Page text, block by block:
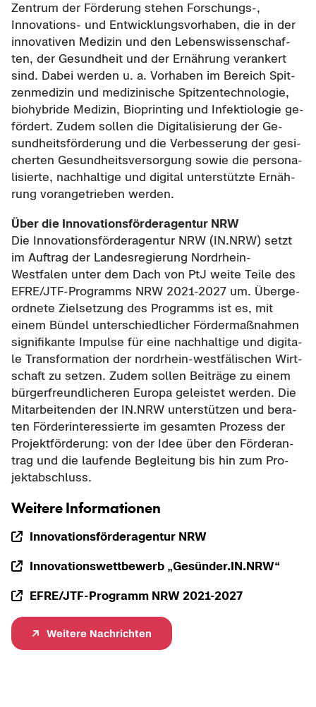
Zen­trum der För­de­rung ste­hen Forschungs-​,
Innovations-​ und Ent­wick­lungs­vor­ha­ben, die in der
in­no­va­ti­ven Me­di­zin und den Le­bens­wis­sen­schaf­
ten, der Ge­sund­heit und der Er­näh­rung ver­an­kert
sind. Dabei wer­den u. a. Vor­ha­ben im Be­reich Spit­
zen­me­di­zin und me­di­zi­ni­sche Spit­zen­tech­no­lo­gie,
bio­hy­bri­de Me­di­zin, Bio­prin­ting und In­fek­tio­lo­gie ge­
för­dert. Zudem sol­len die Di­gi­ta­li­sie­rung der Ge­
sund­heits­för­de­rung und die Ver­bes­se­rung der ge­si­
cher­ten Ge­sund­heits­ver­sor­gung sowie die per­so­na­
li­sier­te, nach­hal­ti­ge und di­gi­tal un­ter­stütz­te Er­näh­
rung vor­an­ge­trie­ben wer­den.
Über die In­no­va­ti­ons­för­der­agen­tur NRW
Die In­no­va­ti­ons­för­der­agen­tur NRW (IN.NRW) setzt
im Auf­trag der Lan­des­re­gie­rung Nordrhein-​
Westfalen unter dem Dach von PtJ weite Teile des
EFRE/JTF-​Programms NRW 2021-​2027 um. Über­ge­
ord­ne­te Ziel­set­zung des Pro­gramms ist es, mit
einem Bün­del un­ter­schied­li­cher För­der­maß­nah­men
si­gni­fi­kan­te Im­pul­se für eine nach­hal­ti­ge und di­gi­ta­
le Trans­for­ma­ti­on der nordrhein-​westfälischen Wirt­
schaft zu set­zen. Zudem sol­len Bei­trä­ge zu einem
bür­ger­freund­li­che­ren Eu­ro­pa ge­leis­tet wer­den. Die
Mit­ar­bei­ten­den der IN.NRW un­ter­stüt­zen und be­ra­
ten För­der­in­ter­es­sier­te im ge­sam­ten Pro­zess der
Pro­jekt­för­de­rung: von der Idee über den För­der­an­
trag und die lau­fen­de Be­glei­tung bis hin zum Pro­
jekt­ab­schluss.
Wei­te­re In­for­ma­tio­nen
In­no­va­ti­ons­för­der­agen­tur NRW
In­no­va­ti­ons­wett­be­werb „Ge­sün­der.IN.NRW“
EFRE/JTF-​Programm NRW 2021-​2027
Wei­te­re Nach­rich­ten